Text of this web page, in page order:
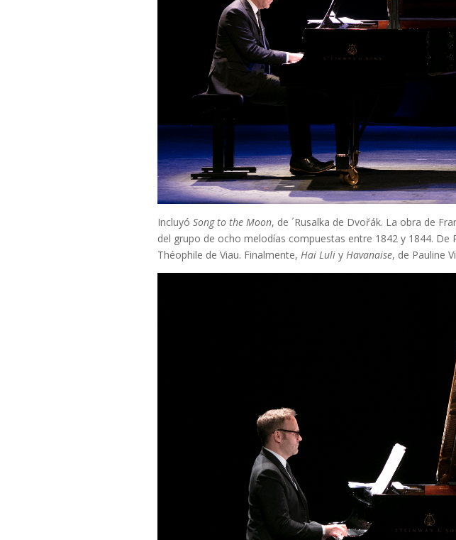
Incluyó Song to the Moon, de ´Rusalka de Dvořák. La obra de
del grupo de ocho melodías compuestas entre 1842 y 1844. De
Théophile de Viau. Finalmente, Hai Luli y Havanaise, de Pauline